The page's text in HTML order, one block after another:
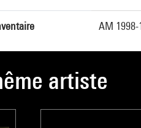
AM 1998-
artiste